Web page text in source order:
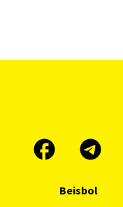
Beisbol